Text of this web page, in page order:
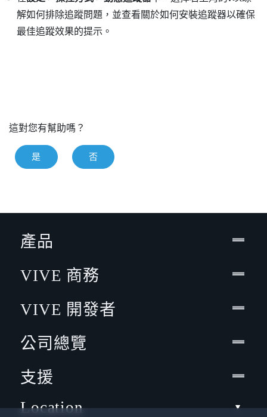
解如何排除追蹤問題，並查看關於如何安裝追蹤器以確保
最佳追蹤效果的提示。
這對您有幫助嗎？
是 否
產品
VIVE 商務
VIVE 開發者
公司總覽
支援
Location